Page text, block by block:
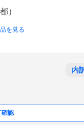
）
を見る
内
確認